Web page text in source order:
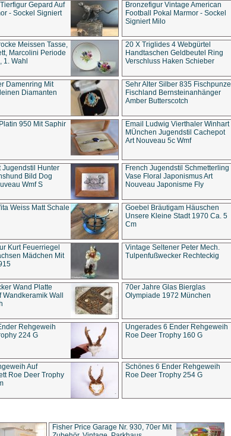
Gepard Auf
- Sockel Signiert
Bronzefigur Vintage American
Football Pokal Marmor - Sockel
Signiert Milo
Meissen Tasse,
Marcolini Periode
1. Wahl
20 X Triglides 4 Webgürtel
Handtaschen Geldbeutel Ring
Verschluss Haken Schieber
Damenring Mit
Diamanten
Sehr Alter Silber 835 Fischpunze
Fischland Bernsteinanhänger
Amber Butterscotch
950 Mit Saphir
Email Ludwig Vierthaler Winhart
MÜnchen Jugendstil Cachepot
Art Nouveau 5c Wmf
Jugendstil Hunter
Bild Dog
Wmf S
French Jugendstil Schmetterling
Vase Floral Japonismus Art
Nouveau Japonisme Fly
Weiss Matt Schale
Goebel Bräutigam Häuschen
Unsere Kleine Stadt 1970 Ca. 5
Cm
Kurt Feuerriegel
Mädchen Mit
Vintage Seltener Peter Mech.
Tulpenfußwecker Rechteckig
Wand Platte
Wandkeramik Wall
70er Jahre Glas Bierglas
Olympiade 1972 München
Rehgeweih
224 G
Ungerades 6 Ender Rehgeweih
Roe Deer Trophy 160 G
Auf
Roe Deer Trophy
Schönes 6 Ender Rehgeweih
Roe Deer Trophy 254 G
Fisher Price Garage Nr. 930, 70er Mit